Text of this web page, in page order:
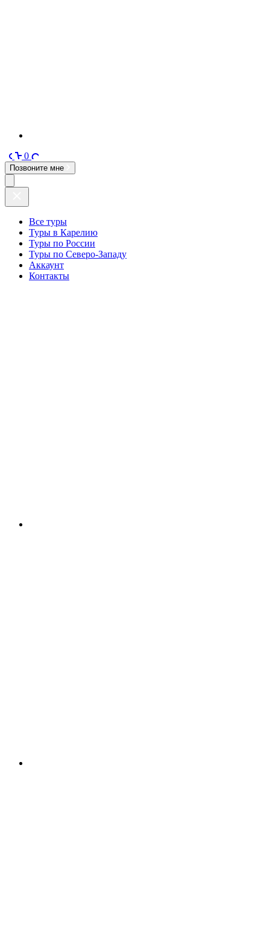
0
Позвоните мне
Все туры
Туры в Карелию
Туры по России
Туры по Северо-Западу
Аккаунт
Контакты